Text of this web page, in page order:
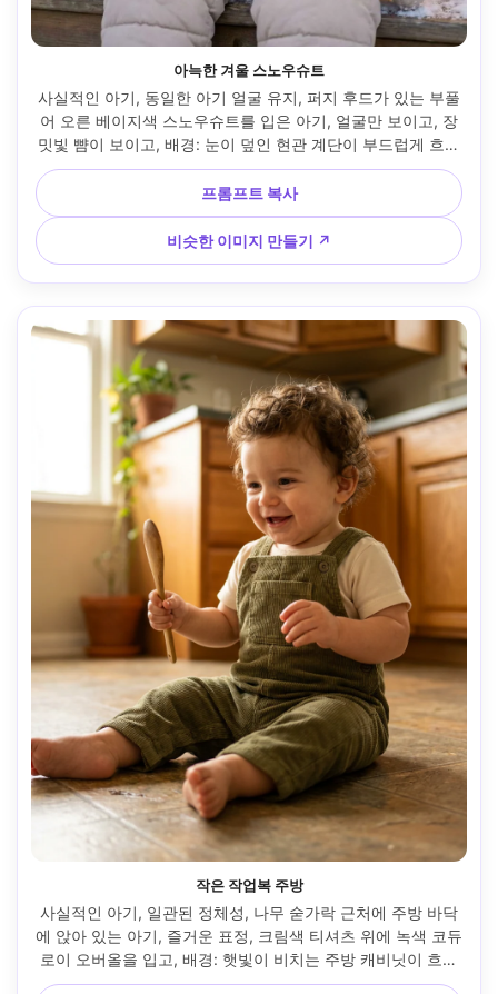
아늑한 겨울 스노우슈트
사실적인 아기, 동일한 아기 얼굴 유지, 퍼지 후드가 있는 부풀
어 오른 베이지색 스노우슈트를 입은 아기, 얼굴만 보이고, 장
밋빛 뺨이 보이고, 배경: 눈이 덮인 현관 계단이 부드럽게 흐려
지고, 근처 문에서 따뜻하게 튀어오르는 차가운 낮빛, Nikon
Z6II, 50mm f/1.8, 클로즈업 인물 프레임, 숨결이 보이는 분위
기 미묘, 자연스러운 그림자, 높은 디테일, 안전하고 아늑한 겨
울 추억 분위기 --ar 4:5
프롬프트 복사
비슷한 이미지 만들기 ↗
작은 작업복 주방
사실적인 아기, 일관된 정체성, 나무 숟가락 근처에 주방 바닥
에 앉아 있는 아기, 즐거운 표정, 크림색 티셔츠 위에 녹색 코듀
로이 오버올을 입고, 배경: 햇빛이 비치는 주방 캐비닛이 흐려
짐, 한낮의 창문 조명, 소니 A7IV, 35mm f/1.8, 저각 솔직한 구